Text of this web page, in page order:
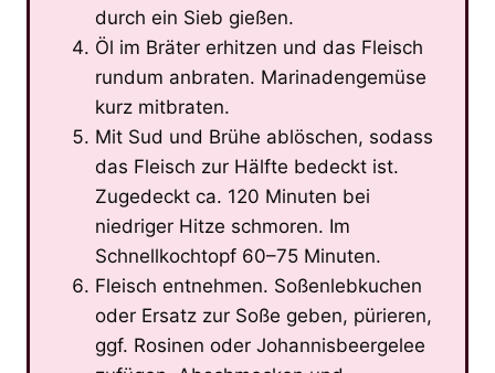
durch ein Sieb gießen.
Öl im Bräter erhitzen und das Fleisch
rundum anbraten. Marinadengemüse
kurz mitbraten.
Mit Sud und Brühe ablöschen, sodass
das Fleisch zur Hälfte bedeckt ist.
Zugedeckt ca. 120 Minuten bei
niedriger Hitze schmoren. Im
Schnellkochtopf 60–75 Minuten.
Fleisch entnehmen. Soßenlebkuchen
oder Ersatz zur Soße geben, pürieren,
ggf. Rosinen oder Johannisbeergelee